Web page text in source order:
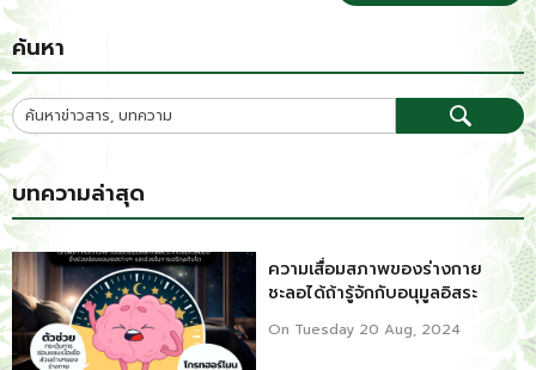
ค้นหา
บทความล่าสุด
ความเสื่อมสภาพของร่างกาย
ชะลอได้ถ้ารู้จักกับอนุมูลอิสระ
On Tuesday 20 Aug, 2024